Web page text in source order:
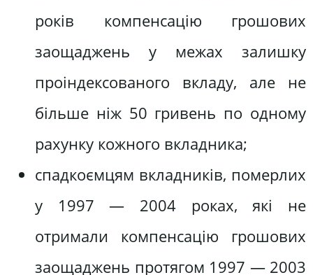
років компенсацію грошових
заощаджень у межах залишку
проіндексованого вкладу, але не
більше ніж 50 гривень по одному
рахунку кожного вкладника;
спадкоємцям вкладників, померлих
у 1997 — 2004 роках, які не
отримали компенсацію грошових
заощаджень протягом 1997 — 2003